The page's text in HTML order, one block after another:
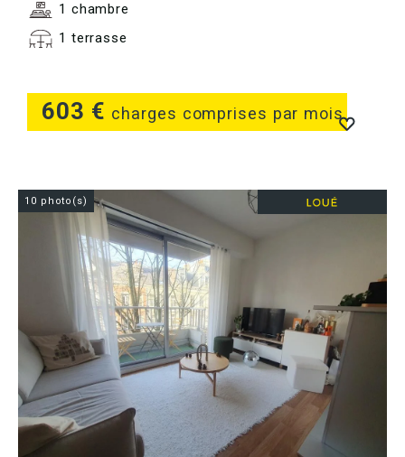
603 € charges comprises par mois
1 chambre
1 terrasse
10 photo(s)